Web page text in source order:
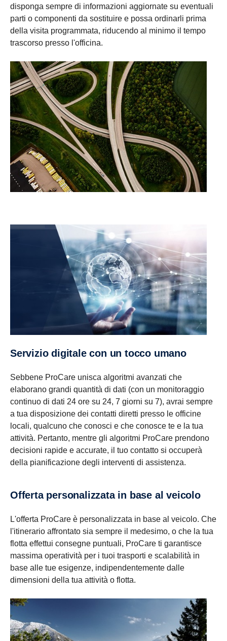
disponga sempre di informazioni aggiornate su eventuali
parti o componenti da sostituire e possa ordinarli prima
della visita programmata, riducendo al minimo il tempo
trascorso presso l'officina.
Servizio digitale con un tocco umano
Sebbene ProCare unisca algoritmi avanzati che
elaborano grandi quantità di dati (con un monitoraggio
continuo di dati 24 ore su 24, 7 giorni su 7), avrai sempre
a tua disposizione dei contatti diretti presso le officine
locali, qualcuno che conosci e che conosce te e la tua
attività. Pertanto, mentre gli algoritmi ProCare prendono
decisioni rapide e accurate, il tuo contatto si occuperà
della pianificazione degli interventi di assistenza.
Offerta personalizzata in base al veicolo
L'offerta ProCare è personalizzata in base al veicolo. Che
l'itinerario affrontato sia sempre il medesimo, o che la tua
flotta effettui consegne puntuali, ProCare ti garantisce
massima operatività per i tuoi trasporti e scalabilità in
base alle tue esigenze, indipendentemente dalle
dimensioni della tua attività o flotta.